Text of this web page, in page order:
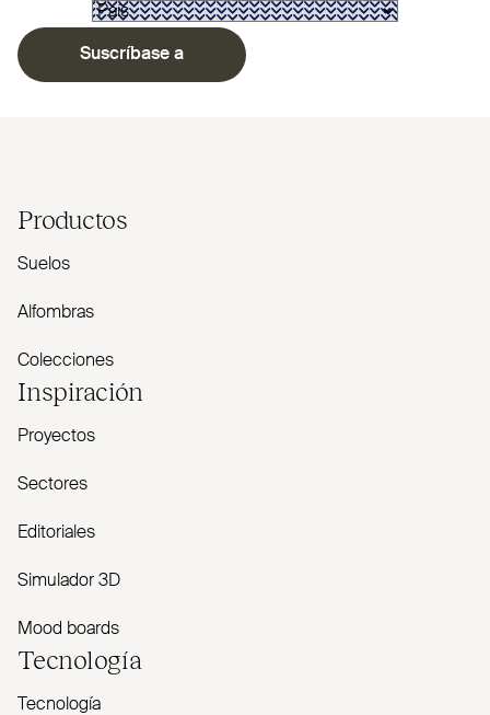
Suscríbase a
Productos
Suelos
Alfombras
Colecciones
Inspiración
Proyectos
Sectores
Editoriales
Simulador 3D
Mood boards
Tecnología
Tecnología